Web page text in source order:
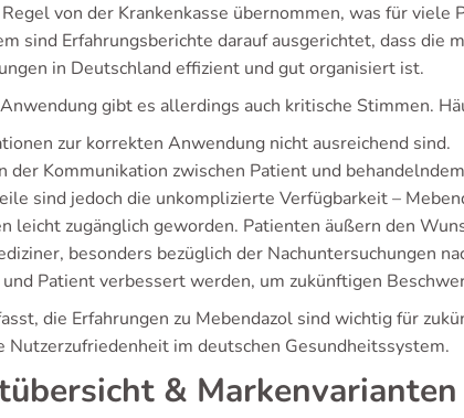
von der Krankenkasse übernommen, was für
sind Erfahrungsberichte darauf ausgerichtet, dass die
in Deutschland effizient und gut organisiert ist.
gibt es allerdings auch kritische Stimmen.
zur korrekten Anwendung nicht ausreichend sind.
der Kommunikation zwischen Patient und
sind jedoch die unkomplizierte Verfügbarkeit –
leicht zugänglich geworden. Patienten äußern den
besonders bezüglich der Nachuntersuchungen
Patient verbessert werden, um zukünftigen
die Erfahrungen zu Mebendazol sind wichtig für
Nutzerzufriedenheit im deutschen Gesundheitssystem.
& Markenvarianten